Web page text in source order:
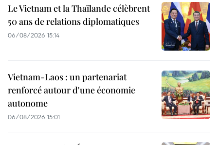
Le Vietnam et la Thaïlande célèbrent
50 ans de relations diplomatiques
06/08/2026 15:14
Vietnam-Laos : un partenariat
renforcé autour d'une économie
autonome
06/08/2026 15:01